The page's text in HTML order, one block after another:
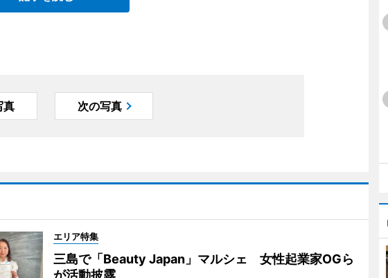
真 次の写真
エリア特集
三島で「Beauty Japan」マルシェ 女性起業家OGら